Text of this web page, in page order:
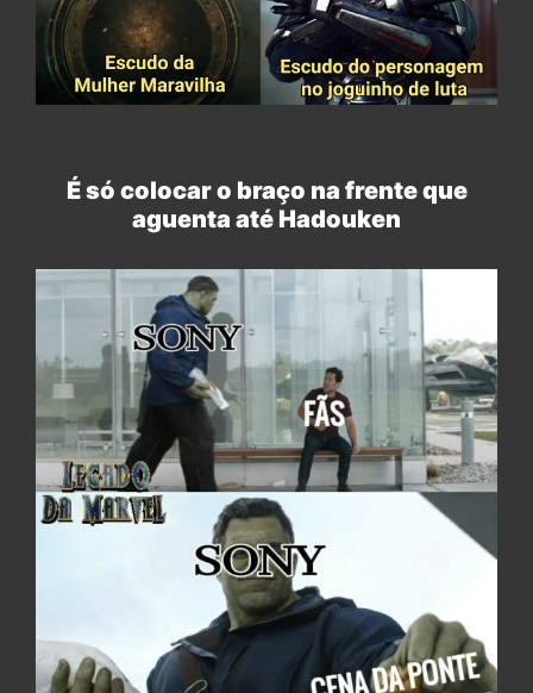
É só colocar o braço na frente que
aguenta até Hadouken